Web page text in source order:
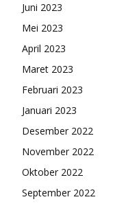
Juni 2023
Mei 2023
April 2023
Maret 2023
Februari 2023
Januari 2023
Desember 2022
November 2022
Oktober 2022
September 2022